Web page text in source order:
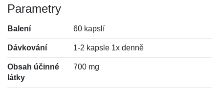
Parametry
Balení 60 kapslí
Dávkování 1-2 kapsle 1x denně
Obsah účinné
látky
700 mg